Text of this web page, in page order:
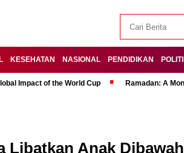
KESEHATAN NASIONAL PENDIDIKAN
Impact of the World Cup Ramadan: A
Libatkan Anak